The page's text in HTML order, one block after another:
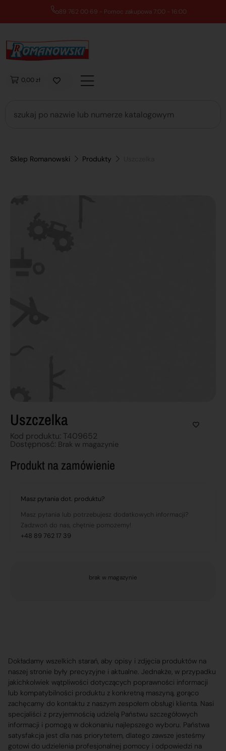
89 762 00 69 - Pomoc zakupowa 7:00 - 16:00
0,00 zł
Sklep Romanowski Produkty
Uszczelka
Kod produktu: T409652
Dostępnosć: Brak w magazynie
Produkt na zamówienie
Masz pytania dot. produktu?
Masz pytania lub potrzebujesz dodatkowych informacji?
Zadzwoń do nas, chętnie pomożemy!
+48 89 762 17 39
brak w magazynie
Dokładamy wszelkich starań, aby opisy i zdjęcia produktów na
naszej stronie były precyzyjne i aktualne. Jednakże, w przypadku
jakichkolwiek wątpliwości dotyczących poprawności informacji
lub kompatybilności produktu z konkretną maszyną, gorąco
zachęcamy do kontaktu z naszym zespołem obsługi klienta. Nasi
specjaliści z przyjemnością udzielą Państwu szczegółowych
informacji i pomogą w dokonaniu najlepszego wyboru. Państwa
satysfakcja jest dla nas priorytetem, dlatego zawsze jesteśmy
gotowi do udzielenia profesjonalnej pomocy i odpowiedzi na